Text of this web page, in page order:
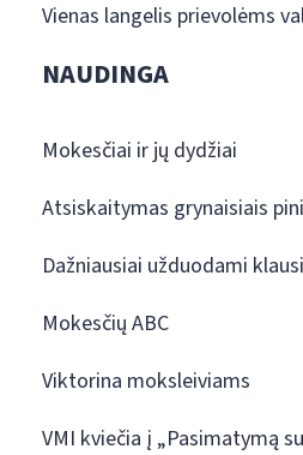
Vienas langelis prievolėms
NAUDINGA
Mokesčiai ir jų dydžiai
Atsiskaitymas grynaisiais
Dažniausiai užduodami
Mokesčių ABC
Viktorina moksleiviams
VMI kviečia į „Pasimatymą